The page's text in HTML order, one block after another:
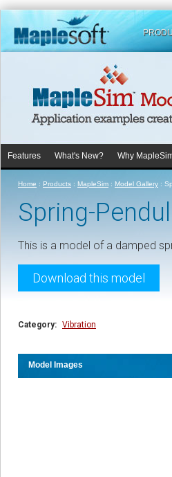
Features What's New? Why
Home : Products : MapleSim : Model Gallery :
Spring-
This is a model of a damped
Download this model
Category: Vibration
Model Images